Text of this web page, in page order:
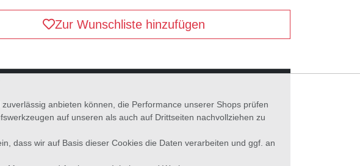
Zur Wunschliste hinzufügen
anbieten können, die Performance unserer Shops prüfen
auf unseren als auch auf Drittseiten nachvollziehen zu
dass wir auf Basis dieser Cookies die Daten verarbeiten und ggf. an